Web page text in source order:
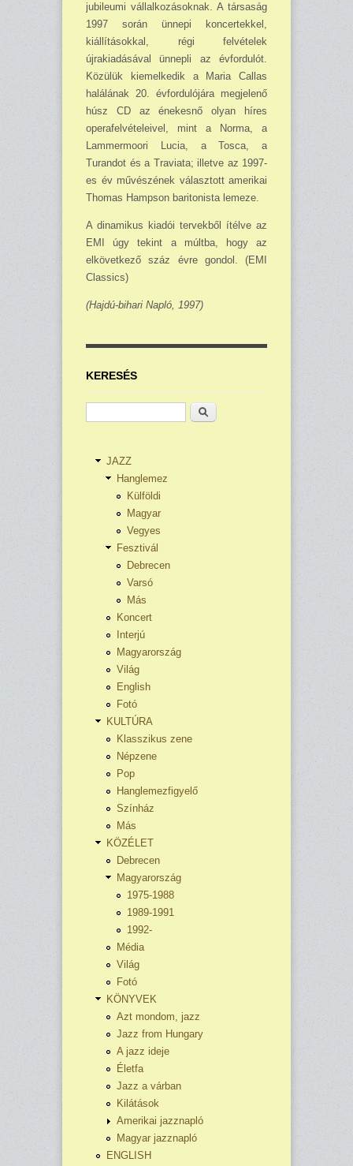
jubileumi vállalkozásoknak. A társaság
1997 során ünnepi koncertekkel,
kiállításokkal, régi felvételek
újrakiadásával ünnepli az évfordulót.
Közülük kiemelkedik a Maria Callas
halálának 20. évfordulójára megjelenő
húsz CD az énekesnő olyan híres
operafelvételeivel, mint a Norma, a
Lammermoori Lucia, a Tosca, a
Turandot és a Traviata; illetve az 1997-
es év művészének választott amerikai
Thomas Hamp­son baritonista lemeze.
A dinamikus kiadói tervekből ítélve az
EMI úgy tekint a múltba, hogy az
elkövetkező száz évre gondol. (EMI
Classics)
(Hajdú-bihari Napló, 1997)
KERESÉS
Keresés
JAZZ
Hanglemez
Külföldi
Magyar
Vegyes
Fesztivál
Debrecen
Varsó
Más
Koncert
Interjú
Magyarország
Világ
English
Fotó
KULTÚRA
Klasszikus zene
Népzene
Pop
Hanglemezfigyelő
Színház
Más
KÖZÉLET
Debrecen
Magyarország
1975-1988
1989-1991
1992-
Média
Világ
Fotó
KÖNYVEK
Azt mondom, jazz
Jazz from Hungary
A jazz ideje
Életfa
Jazz a várban
Kilátások
Amerikai jazznapló
Magyar jazznapló
ENGLISH